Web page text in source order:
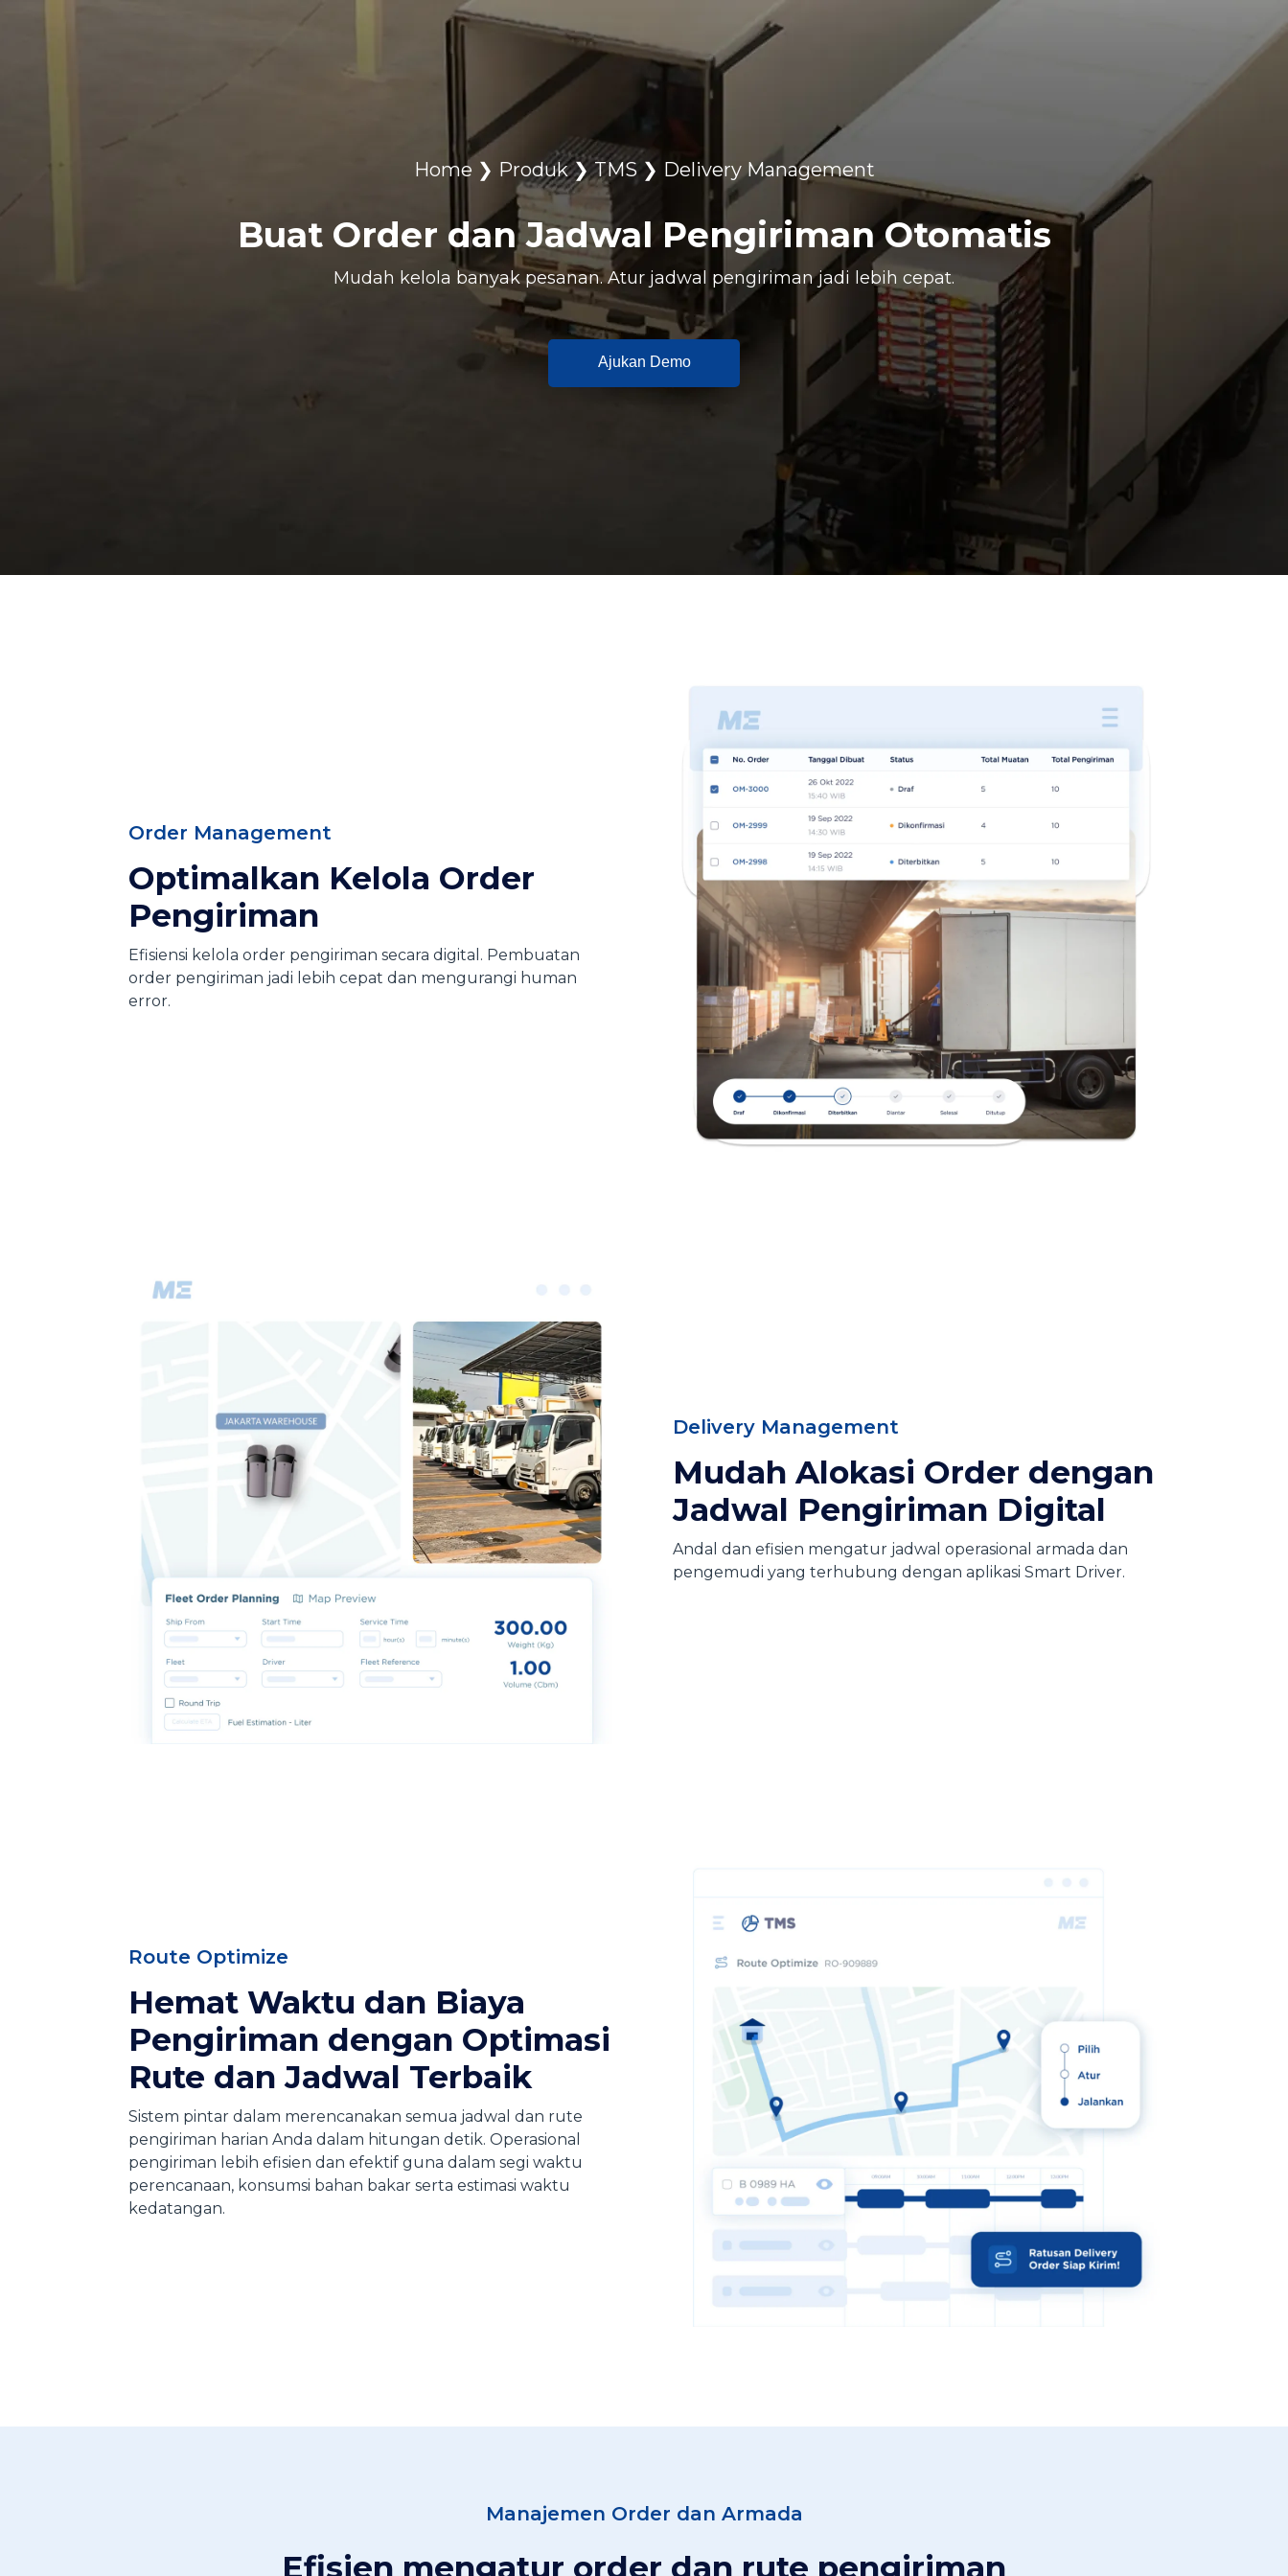
Home ❯ Produk❯TMS❯ Delivery Management
Buat Order dan Jadwal Pengiriman Otomatis
Mudah kelola banyak pesanan. Atur jadwal pengiriman jadi lebih cepat.
Ajukan Demo
Order Management
​Optimalkan Kelola Order
Pengiriman​
Efisiensi kelola order pengiriman secara digital. Pembuatan
order pengiriman jadi lebih cepat dan mengurangi human
error​.
Delivery Management
Mudah Alokasi Order dengan
Jadwal Pengiriman Digital
Andal dan efisien mengatur jadwal operasional armada dan
pengemudi yang terhubung dengan aplikasi Smart Driver​.
Route Optimize
Hemat Waktu dan Biaya
Pengiriman dengan Optimasi
Rute dan Jadwal Terbaik​
Sistem pintar dalam merencanakan semua jadwal dan rute
pengiriman harian Anda dalam hitungan detik.​ Operasional
pengiriman lebih efisien dan efektif guna dalam segi waktu
perencanaan, konsumsi bahan bakar serta estimasi waktu
kedatangan.​
Manajemen Order dan Armada
Efisien mengatur order dan rute pengiriman